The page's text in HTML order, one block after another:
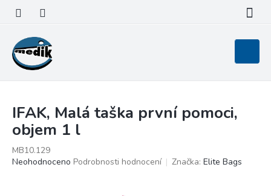
obsah
košík
IFAK, Malá taška první pomoci,
objem 1 l
MB10.129
Průměrné
Neohodnoceno Podrobnosti hodnocení Značka: Elite Bags